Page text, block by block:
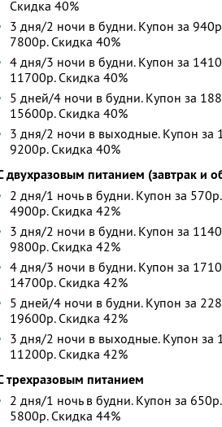
Скидка 40%
3 дня/2 ночи в будни. Купон за
7800р. Скидка 40%
4 дня/3 ночи в будни. Купон за
11700р. Скидка 40%
5 дней/4 ночи в будни. Купон за
15600р. Скидка 40%
3 дня/2 ночи в выходные. Купон за
9200р. Скидка 40%
двухразовым питанием (завтрак и
2 дня/1 ночь в будни. Купон за
4900р. Скидка 42%
3 дня/2 ночи в будни. Купон за
9800р. Скидка 42%
4 дня/3 ночи в будни. Купон за
14700р. Скидка 42%
5 дней/4 ночи в будни. Купон за
19600р. Скидка 42%
3 дня/2 ночи в выходные. Купон за
11200р. Скидка 42%
трехразовым питанием
2 дня/1 ночь в будни. Купон за
5800р. Скидка 44%